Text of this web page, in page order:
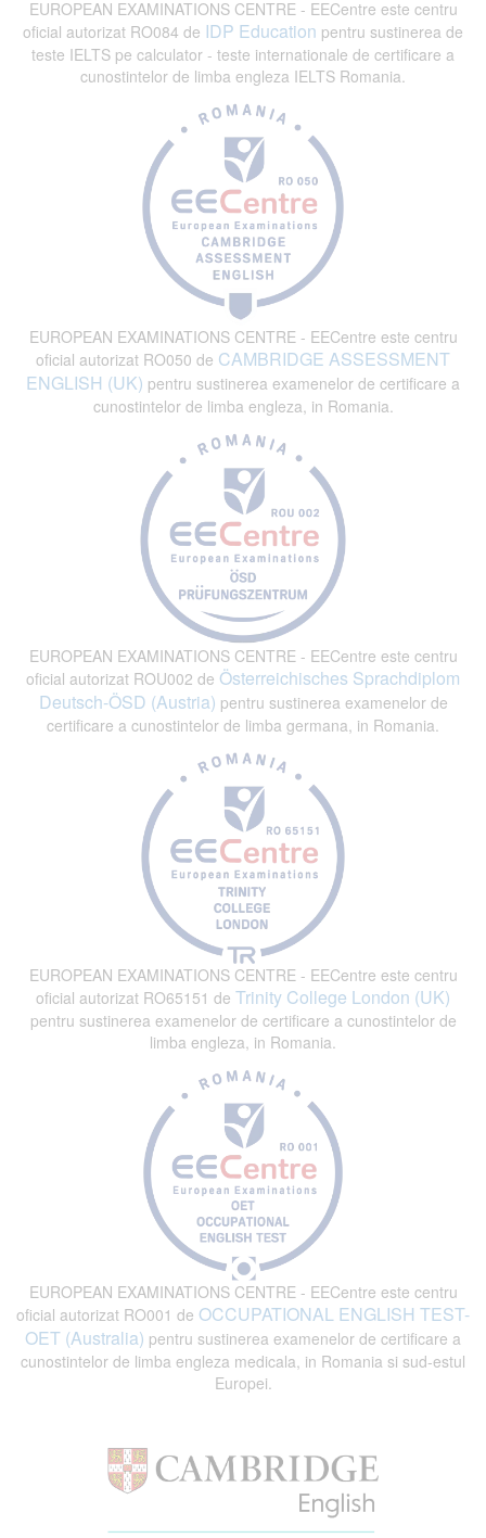
EUROPEAN EXAMINATIONS CENTRE - EECentre este centru
oficial autorizat RO084 de IDP Education pentru sustinerea de
teste IELTS pe calculator - teste internationale de certificare a
cunostintelor de limba engleza IELTS Romania.
EUROPEAN EXAMINATIONS CENTRE - EECentre este centru
oficial autorizat RO050 de CAMBRIDGE ASSESSMENT
ENGLISH (UK) pentru sustinerea examenelor de certificare a
cunostintelor de limba engleza, in Romania.
EUROPEAN EXAMINATIONS CENTRE - EECentre este centru
oficial autorizat ROU002 de Österreichisches Sprachdiplom
Deutsch-ÖSD (Austria) pentru sustinerea examenelor de
certificare a cunostintelor de limba germana, in Romania.
EUROPEAN EXAMINATIONS CENTRE - EECentre este centru
oficial autorizat RO65151 de Trinity College London (UK)
pentru sustinerea examenelor de certificare a cunostintelor de
limba engleza, in Romania.
EUROPEAN EXAMINATIONS CENTRE - EECentre este centru
oficial autorizat RO001 de OCCUPATIONAL ENGLISH TEST-
OET (Australia) pentru sustinerea examenelor de certificare a
cunostintelor de limba engleza medicala, in Romania si sud-estul
Europei.